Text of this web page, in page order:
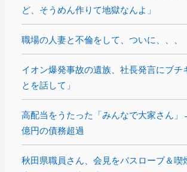
ど、そうめん作りて地獄なんよ」
職場の人妻と不倫をして、ついに、、、
イオン爆発事故の遺族、社長発言にブチ
とを話して」
高配当をうたった「みんなで大家さん
億円の債務超過
秋田県職員さん、会見をバスローブ＆喫